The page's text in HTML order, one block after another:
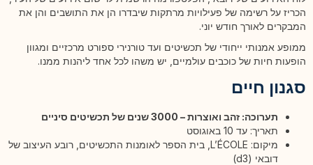
הכריז על רשימה של פעילויות מרתקות שיבדרו הן את התושבים והן את
המבקרים לאורך חודש יוני.
ממופע אמנותי ייחודי של תכשיטים ועד טורנירי ספורט מרכזיים ומגוון
הופעות חיות של כוכבים עולמיים, יש משהו לכל אחד ליהנות ממנו.
סגנון חיים
תערוכה: זהב ואוצרות – 3000 שנים של תכשיטים סיניים
תאריך: עד 10 באוגוסט
מיקום: L’ÉCOLE, בית הספר לאומנות התכשיטים, רובע העיצוב של
דובאי (d3)